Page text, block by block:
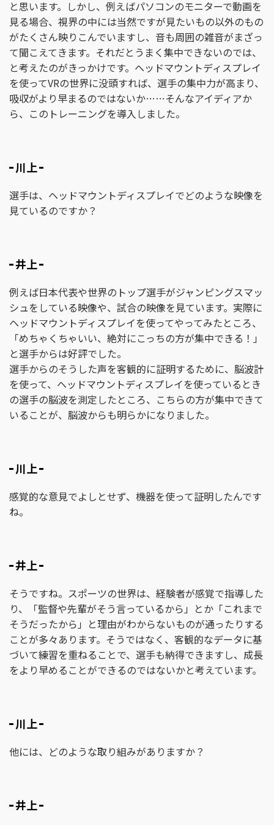
と思います。しかし、例えばパソコンのモニターで動画を
見る場合、視界の中には当然ですが見たいもの以外のもの
がたくさん映りこんでいますし、音も周囲の雑音がまざっ
て聞こえてきます。それだとうまく集中できないのでは、
と考えたのがきっかけです。ヘッドマウントディスプレイ
を使ってVRの世界に没頭すれば、選手の集中力が高まり、
吸収がより早まるのではないか……そんなアイディアか
ら、このトレーニングを導入しました。
川上
選手は、ヘッドマウントディスプレイでどのような映像を
見ているのですか？
井上
例えば日本代表や世界のトップ選手がジャンピングスマッ
シュをしている映像や、試合の映像を見ています。実際に
ヘッドマウントディスプレイを使ってやってみたところ、
「めちゃくちゃいい、絶対にこっちの方が集中できる！」
と選手からは好評でした。
選手からのそうした声を客観的に証明するために、脳波計
を使って、ヘッドマウントディスプレイを使っているとき
の選手の脳波を測定したところ、こちらの方が集中できて
いることが、脳波からも明らかになりました。
川上
感覚的な意見でよしとせず、機器を使って証明したんです
ね。
井上
そうですね。スポーツの世界は、経験者が感覚で指導した
り、「監督や先輩がそう言っているから」とか「これまで
そうだったから」と理由がわからないものが通ったりする
ことが多々あります。そうではなく、客観的なデータに基
づいて練習を重ねることで、選手も納得できますし、成長
をより早めることができるのではないかと考えています。
川上
他には、どのような取り組みがありますか？
井上